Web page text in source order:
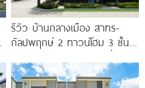
รีวิว บ้านกลางเมือง สาทร-
กัลปพฤกษ์ 2 ทาวน์โฮม 3 ชั้น
สาทร เพียง